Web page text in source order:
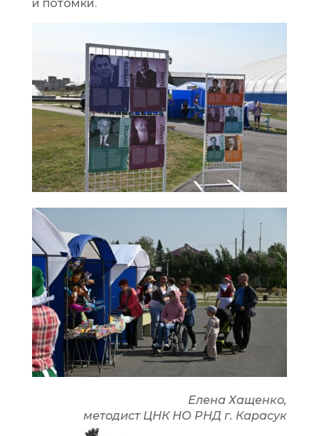
и потомки.
Елена Хащенко,
методист ЦНК НО РНД г. Карасук